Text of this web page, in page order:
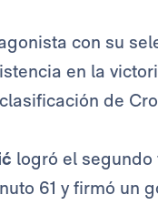
con su
en la
de
logró el
61 y firmó un